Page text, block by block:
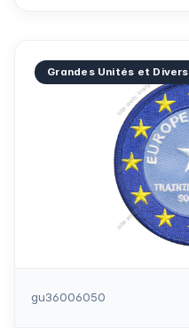
Grandes Unités et Divers
gu36006050